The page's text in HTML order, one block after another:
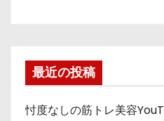
最近の投稿
忖度なしの筋トレ美容